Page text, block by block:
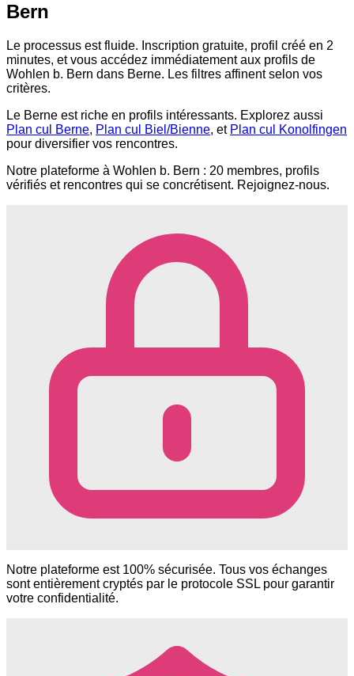
Bern
Le processus est fluide. Inscription gratuite, profil créé en 2
minutes, et vous accédez immédiatement aux profils de
Wohlen b. Bern dans Berne. Les filtres affinent selon vos
critères.
Le Berne est riche en profils intéressants. Explorez aussi
Plan cul Berne, Plan cul Biel/Bienne, et Plan cul Konolfingen
pour diversifier vos rencontres.
Notre plateforme à Wohlen b. Bern : 20 membres, profils
vérifiés et rencontres qui se concrétisent. Rejoignez-nous.
Notre plateforme est 100% sécurisée. Tous vos échanges
sont entièrement cryptés par le protocole SSL pour garantir
votre confidentialité.